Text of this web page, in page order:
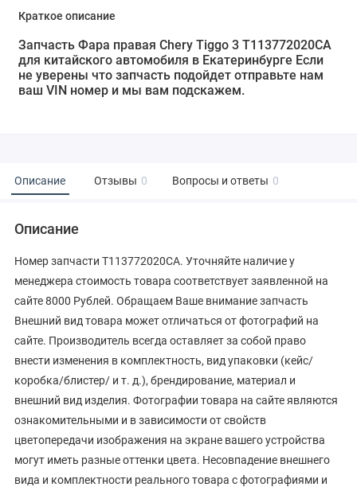
Краткое описание
Запчасть Фара правая Chery Tiggo 3 T113772020CA
для китайского автомобиля в Екатеринбурге Если
не уверены что запчасть подойдет отправьте нам
ваш VIN номер и мы вам подскажем.
Описание Отзывы 0 Вопросы и ответы 0
Описание
Номер запчасти T113772020CA. Уточняйте наличие у
менеджера стоимость товара соответствует заявленной на
сайте 8000 Рублей. Обращаем Ваше внимание запчасть
Внешний вид товара может отличаться от фотографий на
сайте. Производитель всегда оставляет за собой право
внести изменения в комплектность, вид упаковки (кейс/
коробка/блистер/ и т. д.), брендирование, материал и
внешний вид изделия. Фотографии товара на сайте являются
ознакомительными и в зависимости от свойств
цветопередачи изображения на экране вашего устройства
могут иметь разные оттенки цвета. Несовпадение внешнего
вида и комплектности реального товара с фотографиями и